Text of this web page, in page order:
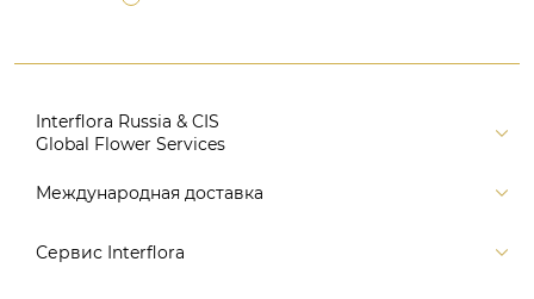
Interflora Russia & CIS
Global Flower Services
Версия для печати
Поиск
Международная доставка
Россия
Сервис Interflora